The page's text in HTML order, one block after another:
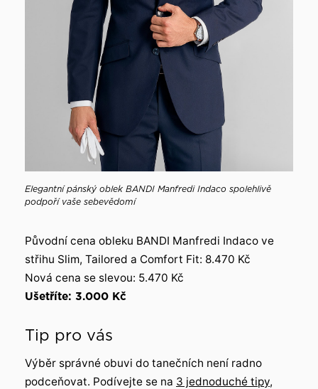
Elegantní pánský oblek BANDI Manfredi Indaco spolehlivě
podpoří vaše sebevědomí
Původní cena obleku BANDI Manfredi Indaco ve
střihu Slim, Tailored a Comfort Fit: 8.470 Kč
Nová cena se slevou: 5.470 Kč
Ušetříte: 3.000 Kč
Tip pro vás
Výběr správné obuvi do tanečních není radno
podceňovat. Podívejte se na 3 jednoduché tipy,